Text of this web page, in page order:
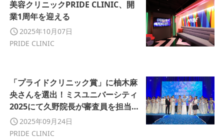
美容クリニックPRIDE CLINIC、開
業1周年を迎える
2025年10月07日
PRIDE CLINIC
「プライドクリニック賞」に柚木麻
央さんを選出！ミスユニバーシティ
2025にて久野院長が審査員を担当｜
PRIDE CLINIC
2025年09月24日
PRIDE CLINIC